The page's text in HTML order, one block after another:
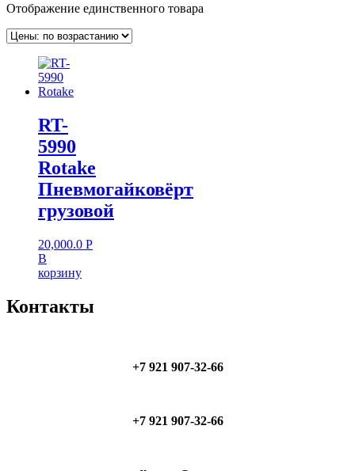
Отображение единственного товара
RT-
5990
Rotake
Пневмогайковёрт
грузовой
20,000.0 Р
В
корзину
Контакты
+7 921 907-32-66
+7 921 907-32-66